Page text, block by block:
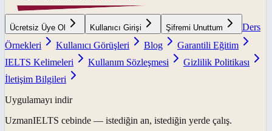
Ücretsiz Üye Ol Kullanıcı Girişi Şifremi Unuttum
Ders
Örnekleri
Kullanıcı Görüşleri Blog
Garantili Eğitim
IELTS Kelimeleri
Kullanım Sözleşmesi
Gizlilik Politikası
İletişim Bilgileri
Uygulamayı indir
UzmanIELTS cebinde — istediğin an, istediğin yerde çalış.